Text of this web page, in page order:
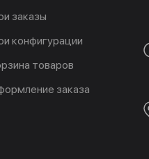
заказы
конфигурации
товаров
заказа